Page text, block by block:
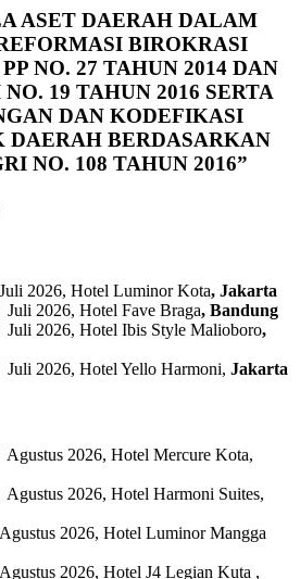
ASET DAERAH DALAM
BIROKRASI
NO. 27 TAHUN 2014 DAN
19 TAHUN 2016 SERTA
DAN KODEFIKASI
BERDASARKAN
NO. 108 TAHUN 2016”
2026, Hotel Luminor Kota, Jakarta
2026, Hotel Fave Braga, Bandung
Juli 2026, Hotel Ibis Style Malioboro,
Juli 2026, Hotel Yello Harmoni, Jakarta
2026, Hotel Mercure Kota,
2026, Hotel Harmoni Suites,
2026, Hotel Luminor Mangga
2026, Hotel J4 Legian Kuta ,